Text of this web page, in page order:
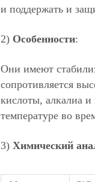
и поддержать и
2) Особенности:
Они имеют
сопротивляется
кислоты, алкалиа и
температуре во
3) Химический